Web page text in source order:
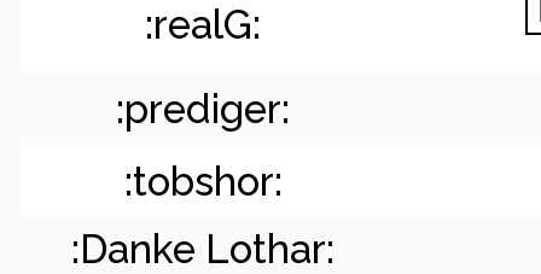
:realG:
:prediger:
:tobshor:
:Danke Lothar: